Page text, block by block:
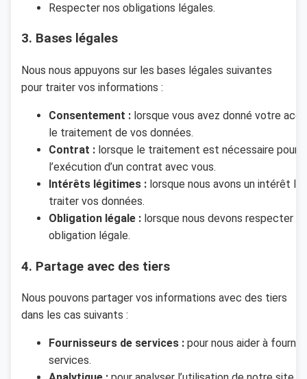
Respecter nos obligations légales.
3. Bases légales
Nous nous appuyons sur les bases légales suivantes
pour traiter vos informations :
Consentement : lorsque vous avez donné votre
le traitement de vos données.
Contrat : lorsque le traitement est nécessaire pour
l’exécution d’un contrat avec vous.
Intérêts légitimes : lorsque nous avons un intérêt
traiter vos données.
Obligation légale : lorsque nous devons respecter
obligation légale.
4. Partage avec des tiers
Nous pouvons partager vos informations avec des tiers
dans les cas suivants :
Fournisseurs de services : pour nous aider à fournir
services.